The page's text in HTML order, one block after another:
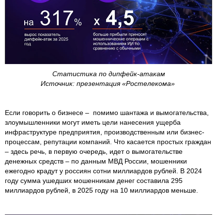
Статистика по дипфейк-атакам
Источник: презентация «Ростелекома»
Если говорить о бизнесе – помимо шантажа и вымогательства,
злоумышленники могут иметь цели нанесения ущерба
инфраструктуре предприятия, производственным или бизнес-
процессам, репутации компаний. Что касается простых граждан
– здесь речь, в первую очередь, идет о вымогательстве
денежных средств – по данным МВД России, мошенники
ежегодно крадут у россиян сотни миллиардов рублей. В 2024
году сумма ушедших мошенникам денег составила 295
миллиардов рублей, в 2025 году на 10 миллиардов меньше.